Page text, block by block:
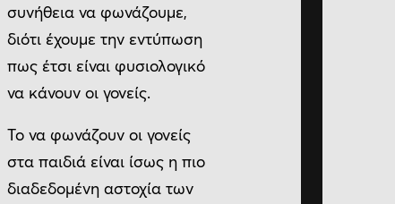
συνήθεια να φωνάζουμε,
διότι έχουμε την εντύπωση
πως έτσι είναι φυσιολογικό
να κάνουν οι γονείς.
Το να φωνάζουν οι γονείς
στα παιδιά είναι ίσως η πιο
διαδεδομένη αστοχία των